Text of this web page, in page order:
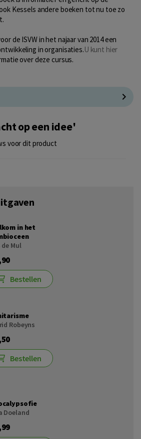
Kessels andere boeken tot nu toe zo
de ISVW in het najaar van 2014 een
in organisaties.U kunt hier
over deze cursus.
op een idee'
voor dit product
in het
Mul
Bestellen
Robeyns
Bestellen
Doeland